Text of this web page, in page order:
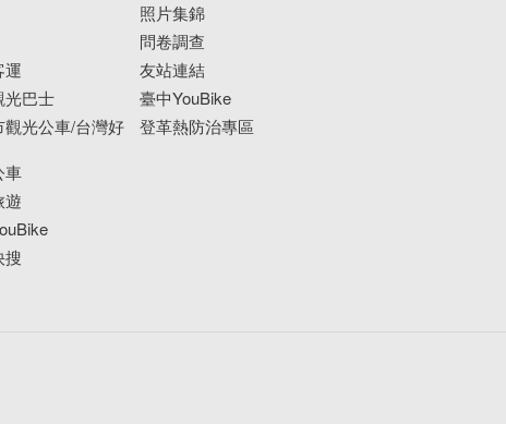
運
光巴士
觀光公車/台灣好
車
遊
搜
照片集錦
問卷調查
友站連結
臺中YouBike
登革熱防治專區